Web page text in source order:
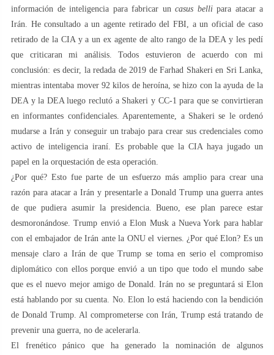
información de inteligencia para fabricar un casus bellipara atacar a
Irán. He consultado a un agente retirado del FBI, a un oficial de caso
retirado de la CIA y a un ex agente de alto rango de la DEA y les pedí
que criticaran mi análisis. Todos estuvieron de acuerdo con mi
conclusión: es decir, la redada de 2019 de Farhad Shakeri en Sri Lanka,
mientras intentaba mover 92 kilos de heroína, se hizo con la ayuda de la
DEA y la DEA luego reclutó a Shakeri y CC-1 para que se convirtieran
en informantes confidenciales. Aparentemente, a Shakeri se le ordenó
mudarse a Irán y conseguir un trabajo para crear sus credenciales como
activo de inteligencia iraní. Es probable que la CIA haya jugado un
papel en la orquestación de esta operación.
¿Por qué? Esto fue parte de un esfuerzo más amplio para crear una
razón para atacar a Irán y presentarle a Donald Trump una guerra antes
de que pudiera asumir la presidencia. Bueno, ese plan parece estar
desmoronándose. Trump envió a Elon Musk a Nueva York para hablar
con el embajador de Irán ante la ONU el viernes. ¿Por qué Elon? Es un
mensaje claro a Irán de que Trump se toma en serio el compromiso
diplomático con ellos porque envió a un tipo que todo el mundo sabe
que es el nuevo mejor amigo de Donald. Irán no se preguntará si Elon
está hablando por su cuenta. No. Elon lo está haciendo con la bendición
de Donald Trump. Al comprometerse con Irán, Trump está tratando de
prevenir una guerra, no de acelerarla.
El frenético pánico que ha generado la nominación de algunos